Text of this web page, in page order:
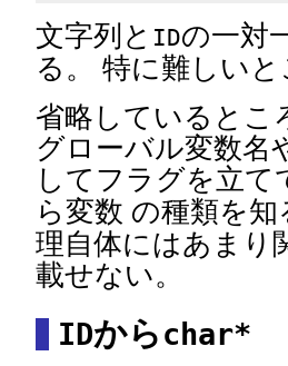
文字列と IDの一対
る。 特に難しい
省略しているとこ
グローバル変数名
してフラグを立
ら変数 の種類を
理自体にはあまり
載せない。
IDからchar*